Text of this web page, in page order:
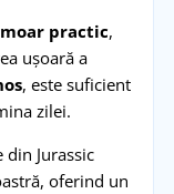
practic,
ușoară a
, este suficient
zilei.
din Jurassic
oferind un